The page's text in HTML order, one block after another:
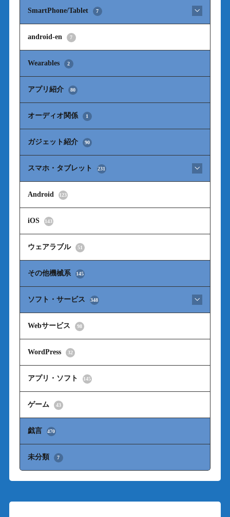
SmartPhone/Tablet 7
android-en 7
Wearables 2
アプリ紹介 80
オーディオ関係 1
ガジェット紹介 90
スマホ・タブレット 231
Android 123
iOS 143
ウェアラブル 51
その他機械系 145
ソフト・サービス 348
Webサービス 98
WordPress 32
アプリ・ソフト 145
ゲーム 43
戯言 470
未分類 7